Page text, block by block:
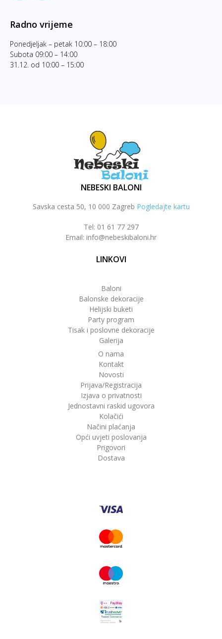
Radno vrijeme
Ponedjeljak – petak 10:00 – 18:00
Subota 09:00 – 14:00
31.12. od 10:00 – 15:00
NEBESKI BALONI
Savska cesta 50, 10 000 Zagreb Pogledajte kartu
Tel: 01 61 77 297
Email: info@nebeskibaloni.hr
LINKOVI
Baloni
Balonske dekoracije
Helijski buketi
Party program
Tisak i poslovne dekoracije
Galerija
O nama
Kontakt
Novosti
Prijava/Registracija
Izjava o privatnosti
Jednostavni raskid ugovora
Kolačići
Načini plaćanja
Opći uvjeti poslovanja
Prigovori
Dostava